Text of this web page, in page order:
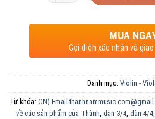
MUA
Gọi điện xác nhận và
Danh mục: Violin -
Từ khóa: CN) Email
về các sản phẩm của Thành, đàn 3/4, đàn 4/4,